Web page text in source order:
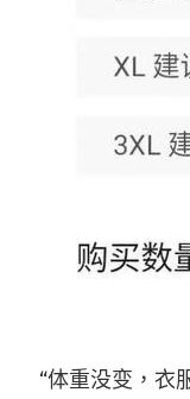
“体重没变，衣